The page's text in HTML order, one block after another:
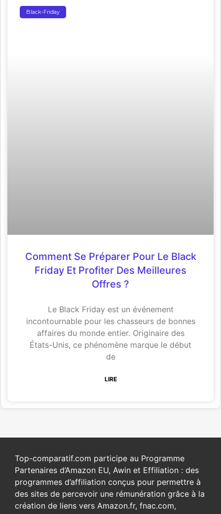
Black-Friday
Comment Se Préparer Pour Le Black
Friday Et Profiter Des Meilleures
Offres ?
Le Black Friday est un événement
incontournable pour les chasseurs de bonnes
affaires du monde entier. Originaire des
États-Unis, ce phénomène marque le début
de
LIRE
Top-comparatif.com participe au Programme
Partenaires d’Amazon EU, Awin et Effiliation : des
programmes d’affiliation conçus pour permettre à
des sites de percevoir une rémunération grâce à la
création de liens vers Amazon.fr, fnac.com,